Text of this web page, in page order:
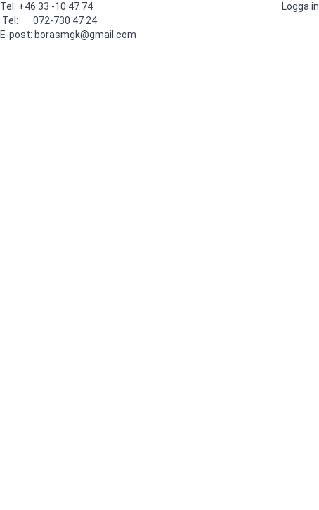
Tel: +46 33 -10 47 74
E-post: borasmgk@gmail.com
Logga in